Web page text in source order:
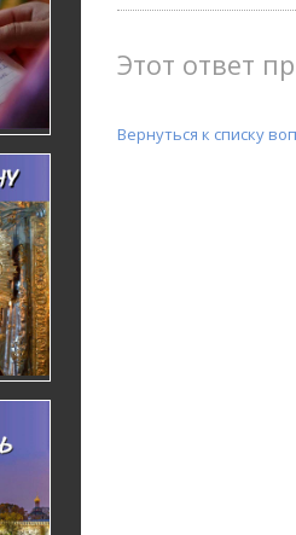
Этот ответ
Вернуться к списку